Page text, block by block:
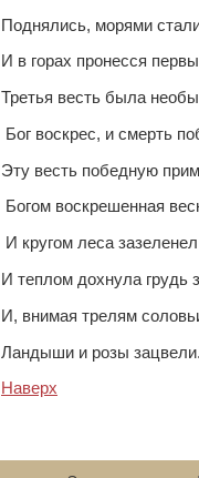
Поднялись, морями
И в горах пронесся
Третья весть была
Бог воскрес, и смерть
Эту весть победную
Богом воскрешенная
И кругом леса
И теплом дохнула грудь
И, внимая трелям
Ландыши и розы
Наверх